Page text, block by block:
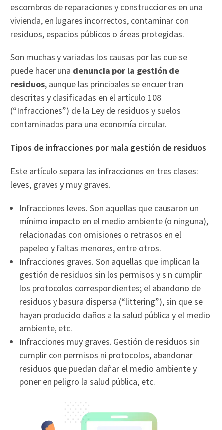
escombros de reparaciones y construcciones en una
vivienda, en lugares incorrectos, contaminar con
residuos, espacios públicos o áreas protegidas.
Son muchas y variadas los causas por las que se
puede hacer una denuncia por la gestión de
residuos, aunque las principales se encuentran
descritas y clasificadas en el artículo 108
(“Infracciones”) de la Ley de residuos y suelos
contaminados para una economía circular.
Tipos de infracciones por mala gestión de residuos
Este artículo separa las infracciones en tres clases:
leves, graves y muy graves.
Infracciones leves. Son aquellas que causaron un
mínimo impacto en el medio ambiente (o ninguna),
relacionadas con omisiones o retrasos en el
papeleo y faltas menores, entre otros.
Infracciones graves. Son aquellas que implican la
gestión de residuos sin los permisos y sin cumplir
los protocolos correspondientes; el abandono de
residuos y basura dispersa (“littering”), sin que se
hayan producido daños a la salud pública y el medio
ambiente, etc.
Infracciones muy graves. Gestión de residuos sin
cumplir con permisos ni protocolos, abandonar
residuos que puedan dañar el medio ambiente y
poner en peligro la salud pública, etc.